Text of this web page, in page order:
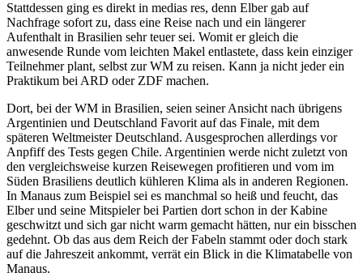
Stattdessen ging es direkt in medias res, denn Elber gab auf
Nachfrage sofort zu, dass eine Reise nach und ein längerer
Aufenthalt in Brasilien sehr teuer sei. Womit er gleich die
anwesende Runde vom leichten Makel entlastete, dass kein einziger
Teilnehmer plant, selbst zur WM zu reisen. Kann ja nicht jeder ein
Praktikum bei ARD oder ZDF machen.
Dort, bei der WM in Brasilien, seien seiner Ansicht nach übrigens
Argentinien und Deutschland Favorit auf das Finale, mit dem
späteren Weltmeister Deutschland. Ausgesprochen allerdings vor
Anpfiff des Tests gegen Chile. Argentinien werde nicht zuletzt von
den vergleichsweise kurzen Reisewegen profitieren und vom im
Süden Brasiliens deutlich kühleren Klima als in anderen Regionen.
In Manaus zum Beispiel sei es manchmal so heiß und feucht, das
Elber und seine Mitspieler bei Partien dort schon in der Kabine
geschwitzt und sich gar nicht warm gemacht hätten, nur ein bisschen
gedehnt. Ob das aus dem Reich der Fabeln stammt oder doch stark
auf die Jahreszeit ankommt, verrät ein Blick in die Klimatabelle von
Manaus.